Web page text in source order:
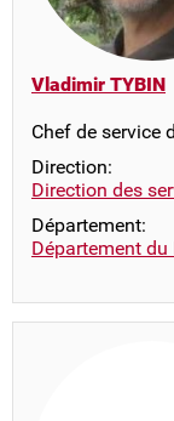
Vladimir TYBIN
Chef de service
Direction:
Direction des
Département:
Département du